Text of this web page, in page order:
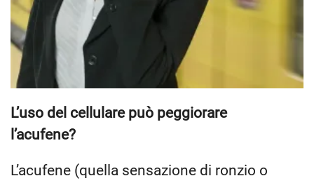
L’uso del cellulare può peggiorare
l’acufene?
L’acufene (quella sensazione di ronzio o